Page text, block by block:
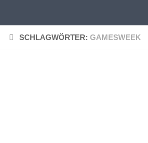
SCHLAGWÖRTER: GAMESWEEK